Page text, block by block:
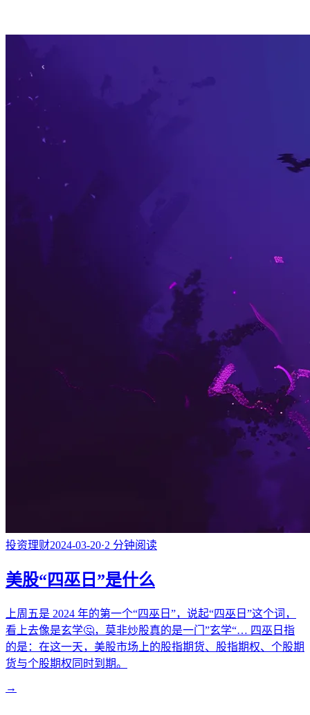
投资理财2024-03-20·2 分钟阅读
美股“四巫日”是什么
上周五是 2024 年的第一个“四巫日”，说起“四巫日”这个词，
看上去像是玄学🤔️，莫非炒股真的是一门”玄学“… 四巫日指
的是：在这一天，美股市场上的股指期货、股指期权、个股期
货与个股期权同时到期。
→